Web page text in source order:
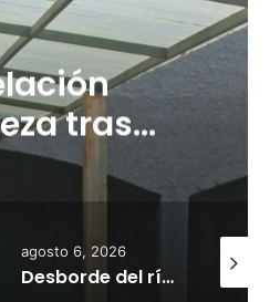
tras
agosto 6, 2026
Desborde del río Imperial mantiene aisladas a miles de personas y deja viviendas bajo el agua en La Araucanía